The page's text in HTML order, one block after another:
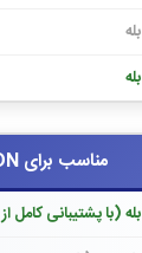
بله
بله
مناسب برای SDN
بله (با پشتیبانی کامل از Cisco ACI)